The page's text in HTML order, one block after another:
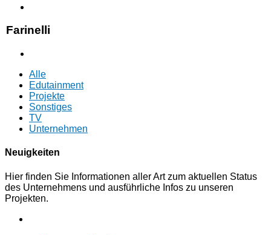
Farinelli
Alle
Edutainment
Projekte
Sonstiges
TV
Unternehmen
Neuigkeiten
Hier finden Sie Informationen aller Art zum aktuellen Status
des Unternehmens und ausführliche Infos zu unseren
Projekten.